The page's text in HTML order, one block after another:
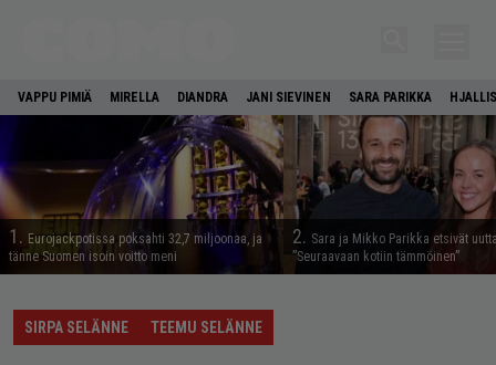
VAPPU PIMIÄ MIRELLA DIANDRA JANI SIEVINEN SARA PARIKKA
1. Eurojackpotissa poksahti 32,7 miljoonaa, ja
tänne Suomen isoin voitto meni
2. Sara ja Mikko Parikka etsivät
”Seuraavaan kotiin tämmöinen”
SIRPA SELÄNNE TEEMU SELÄNNE